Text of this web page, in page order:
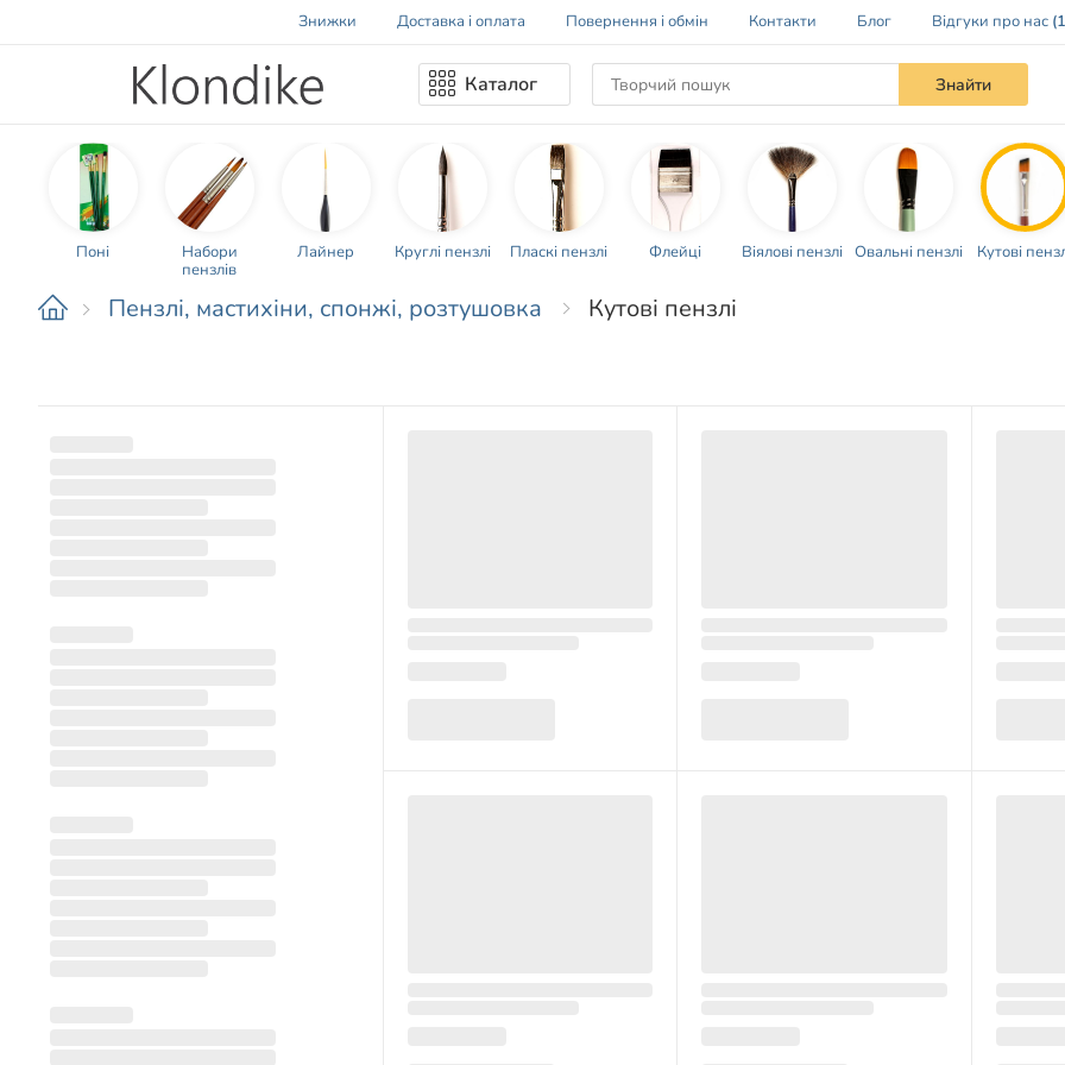
Знижки Доставка і оплата Повернення і обмін Контакти Блог Відгуки про нас
Каталог Знайти
Поні
Набори
пензлів
Лайнер Круглі пензлі Пласкі пензлі Флейці Віялові пензлі Овальні пензлі Кутові
Пензлі, мастихіни, спонжі, розтушовка Кутові пензлі